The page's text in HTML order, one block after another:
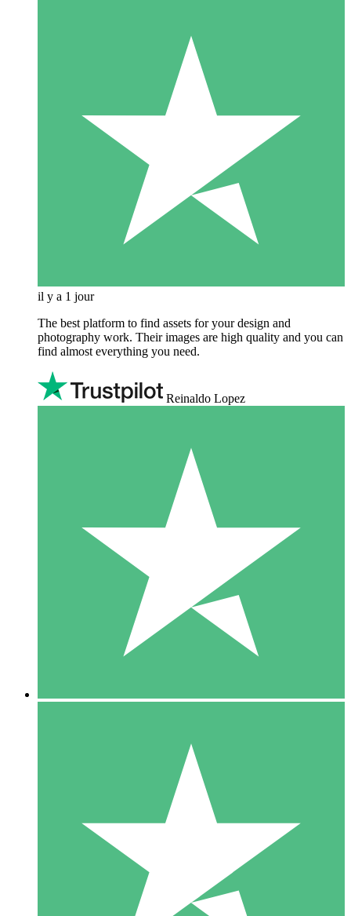
il y a 1 jour
The best platform to find assets for your design and
photography work. Their images are high quality and you can
find almost everything you need.
Reinaldo Lopez